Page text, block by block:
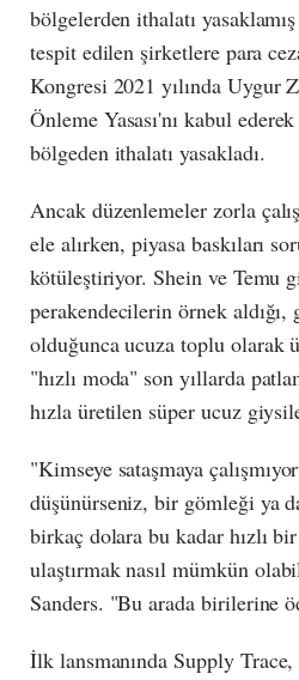
bölgelerden ithalatı
tespit edilen şirketlere para
Kongresi 2021 yılında Uygur
Önleme Yasası'nı kabul
bölgeden ithalatı yasakladı.
Ancak düzenlemeler zorla
ele alırken, piyasa baskıları
kötüleştiriyor. Shein ve Temu
perakendecilerin örnek
olduğunca ucuza toplu olarak
"hızlı moda" son yıllarda
hızla üretilen süper ucuz
"Kimseye sataşmaya
düşünürseniz, bir gömleği ya
birkaç dolara bu kadar hızlı
ulaştırmak nasıl mümkün
Sanders. "Bu arada birilerine
İlk lansmanında Supply